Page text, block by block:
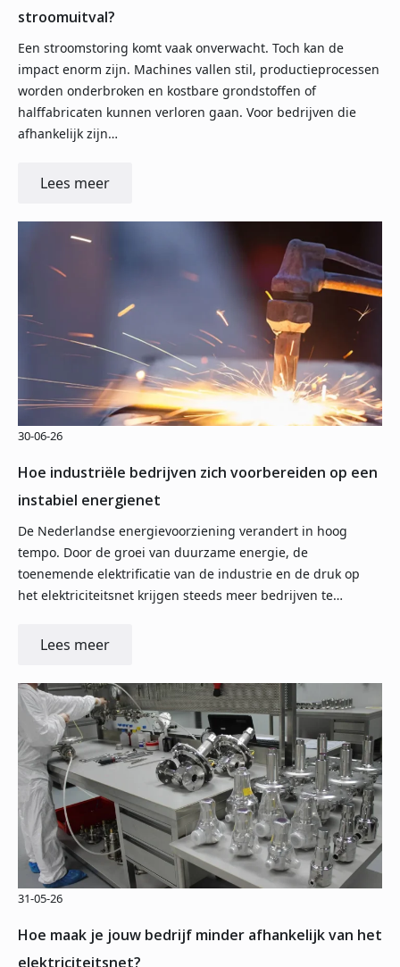
stroomuitval?
Een stroomstoring komt vaak onverwacht. Toch kan de
impact enorm zijn. Machines vallen stil, productieprocessen
worden onderbroken en kostbare grondstoffen of
halffabricaten kunnen verloren gaan. Voor bedrijven die
afhankelijk zijn…
Lees meer
Hoe industriële bedrijven zich voorbereiden op een
instabiel energienet
30-06-26
De Nederlandse energievoorziening verandert in hoog
tempo. Door de groei van duurzame energie, de
toenemende elektrificatie van de industrie en de druk op
het elektriciteitsnet krijgen steeds meer bedrijven te…
Lees meer
Hoe maak je jouw bedrijf minder afhankelijk van het
elektriciteitsnet?
31-05-26